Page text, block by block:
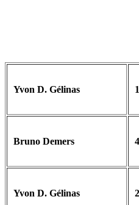
Yvon D. Gélinas
Bruno Demers
Yvon D. Gélinas